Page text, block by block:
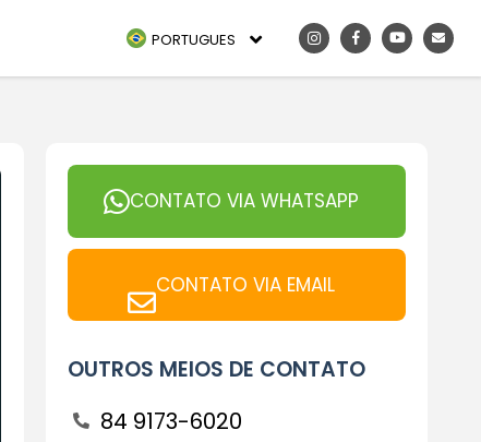
PORTUGUES
CONTATO VIA WHATSAPP
CONTATO VIA EMAIL
OUTROS MEIOS DE CONTATO
84 9173-6020